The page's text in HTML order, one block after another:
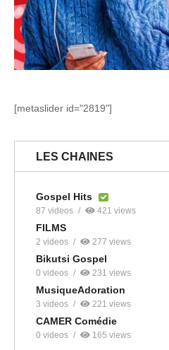
[metaslider id="2819"]
LES CHAINES
Gospel Hits
87 videos 421 views
FILMS
2 videos 277 views
Bikutsi Gospel
0 videos 231 views
MusiqueAdoration
3 videos 221 views
CAMER Comédie
0 videos 165 views